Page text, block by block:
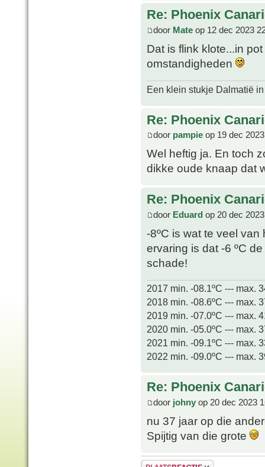
Re: Phoenix
door Mate op 12 dec 2023
Dat is flink klote...in
omstandigheden
Een klein stukje Dalmatië
Re: Phoenix
door pampie op 19 dec
Wel heftig ja. En toch
dikke oude knaap dat
Re: Phoenix
door Eduard op 20 dec
-8ºC is wat te veel
ervaring is dat -6 ºC
schade!
2017 min. -08.1ºC --- max.
2018 min. -08.6ºC --- max.
2019 min. -07.0ºC --- max.
2020 min. -05.0ºC --- max.
2021 min. -09.1ºC --- max.
2022 min. -09.0ºC --- max.
Re: Phoenix
door johny op 20 dec 2023
nu 37 jaar op die
Spijtig van die grote
Plaats een reactie